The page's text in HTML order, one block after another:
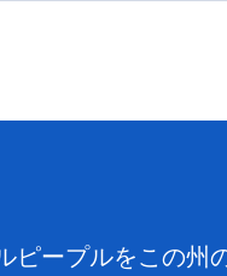
ープルをこの州